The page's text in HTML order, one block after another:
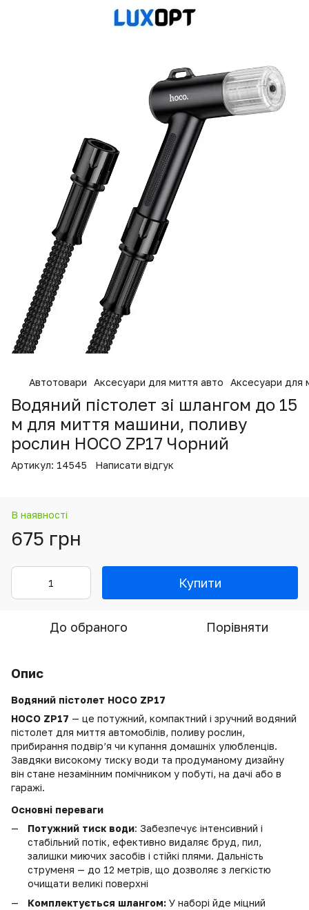
Автотовари Аксесуари для миття авто Аксесуари для
Водяний пістолет зі шлангом до 15
м для миття машини, поливу
рослин HOCO ZP17 Чорний
Артикул: 14545 Написати відгук
В наявності
675 грн
Купити
До обраного Порівняти
Опис
Водяний пістолет HOCO ZP17
HOCO ZP17 — це потужний, компактний і зручний водяний
пістолет для миття автомобілів, поливу рослин,
прибирання подвір’я чи купання домашніх улюбленців.
Завдяки високому тиску води та продуманому дизайну
він стане незамінним помічником у побуті, на дачі або в
гаражі.
Основні переваги
Потужний тиск води: Забезпечує інтенсивний і
стабільний потік, ефективно видаляє бруд, пил,
залишки миючих засобів і стійкі плями. Дальність
струменя — до 12 метрів, що дозволяє з легкістю
очищати великі поверхні
Комплектується шлангом: У наборі йде міцний